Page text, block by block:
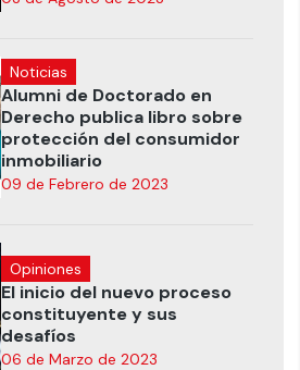
Noticias
Alumni de Doctorado en
Derecho publica libro sobre
protección del consumidor
inmobiliario
09 de Febrero de 2023
Opiniones
El inicio del nuevo proceso
constituyente y sus
desafíos
06 de Marzo de 2023